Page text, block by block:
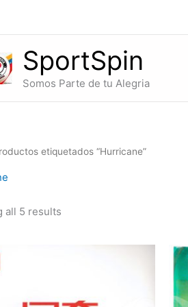
SportSpin
Somos Parte de tu Alegria
etiquetados “Hurricane”
all 5 results